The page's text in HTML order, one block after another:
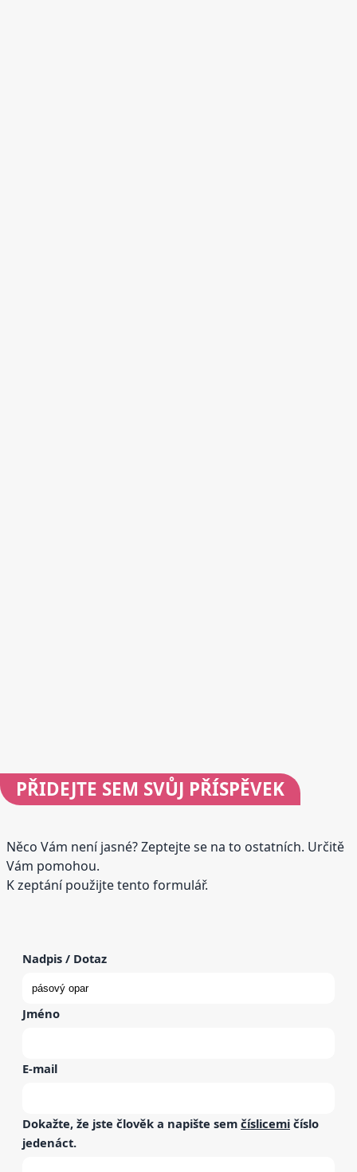
PŘIDEJTE SEM SVŮJ PŘÍSPĚVEK
Něco Vám není jasné? Zeptejte se na to ostatních. Určitě
Vám pomohou.
K zeptání použijte tento formulář.
Nadpis / Dotaz
Jméno
E-mail
Dokažte, že jste člověk a napište sem číslicemi číslo
jedenáct.